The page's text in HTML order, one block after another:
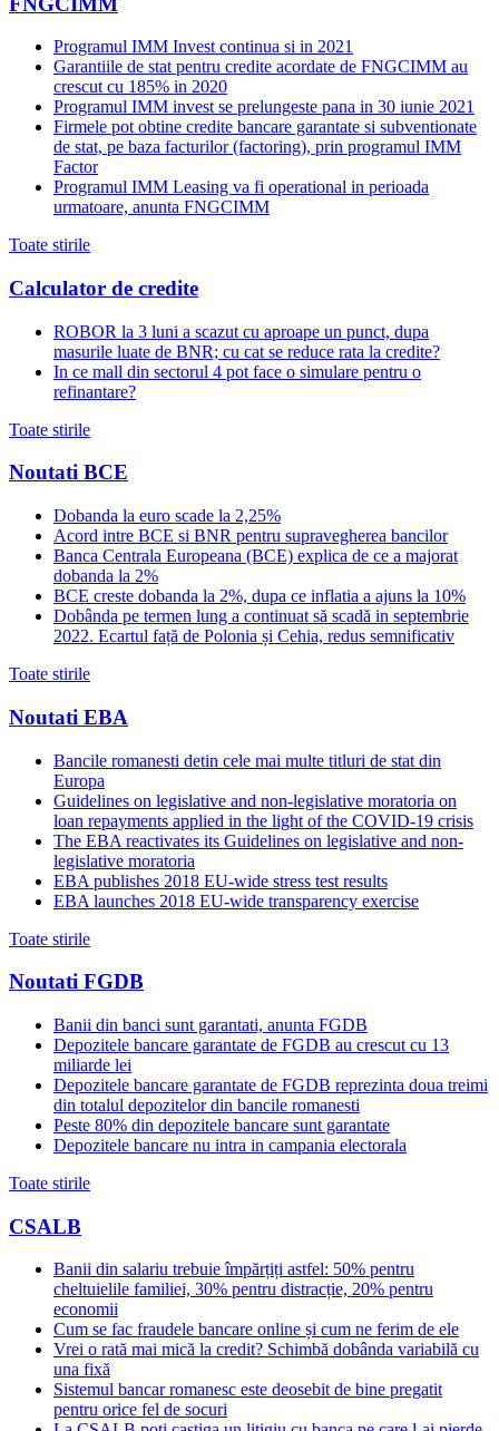
Programul IMM Invest continua si in 2021
Garantiile de stat pentru credite acordate de FNGCIMM au
crescut cu 185% in 2020
Programul IMM invest se prelungeste pana in 30 iunie 2021
Firmele pot obtine credite bancare garantate si subventionate
de stat, pe baza facturilor (factoring), prin programul IMM
Factor
Programul IMM Leasing va fi operational in perioada
urmatoare, anunta FNGCIMM
Toate stirile
Calculator de credite
ROBOR la 3 luni a scazut cu aproape un punct, dupa
masurile luate de BNR; cu cat se reduce rata la credite?
In ce mall din sectorul 4 pot face o simulare pentru o
refinantare?
Toate stirile
Noutati BCE
Dobanda la euro scade la 2,25%
Acord intre BCE si BNR pentru supravegherea bancilor
Banca Centrala Europeana (BCE) explica de ce a majorat
dobanda la 2%
BCE creste dobanda la 2%, dupa ce inflatia a ajuns la 10%
Dobânda pe termen lung a continuat să scadă in septembrie
2022. Ecartul față de Polonia și Cehia, redus semnificativ
Toate stirile
Noutati EBA
Bancile romanesti detin cele mai multe titluri de stat din
Europa
Guidelines on legislative and non-legislative moratoria on
loan repayments applied in the light of the COVID-19 crisis
The EBA reactivates its Guidelines on legislative and non-
legislative moratoria
EBA publishes 2018 EU-wide stress test results
EBA launches 2018 EU-wide transparency exercise
Toate stirile
Noutati FGDB
Banii din banci sunt garantati, anunta FGDB
Depozitele bancare garantate de FGDB au crescut cu 13
miliarde lei
Depozitele bancare garantate de FGDB reprezinta doua treimi
din totalul depozitelor din bancile romanesti
Peste 80% din depozitele bancare sunt garantate
Depozitele bancare nu intra in campania electorala
Toate stirile
CSALB
Banii din salariu trebuie împărțiți astfel: 50% pentru
cheltuielile familiei, 30% pentru distracție, 20% pentru
economii
Cum se fac fraudele bancare online și cum ne ferim de ele
Vrei o rată mai mică la credit? Schimbă dobânda variabilă cu
una fixă
Sistemul bancar romanesc este deosebit de bine pregatit
pentru orice fel de socuri